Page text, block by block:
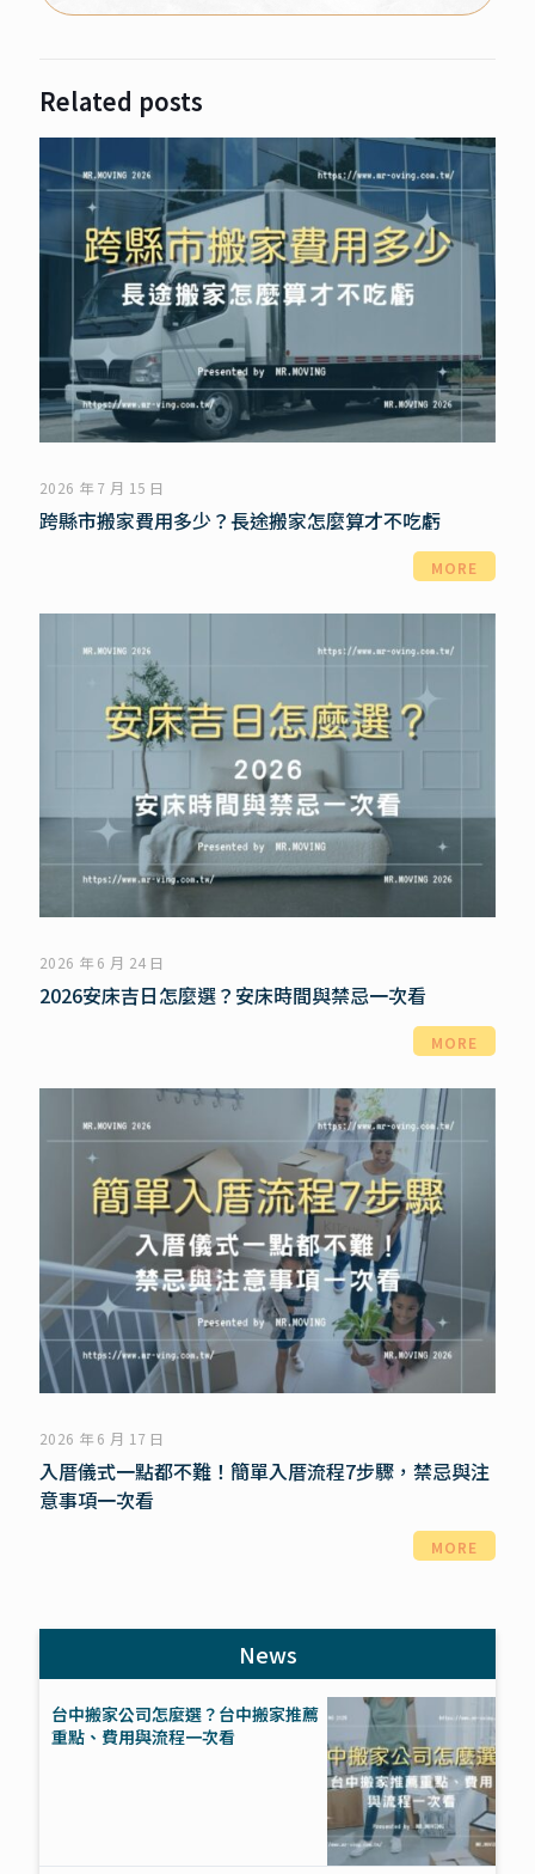
Related posts
2026 年 7 月 15 日
跨縣市搬家費用多少？長途搬家怎麼算才不吃虧
MORE
2026 年 6 月 24 日
2026安床吉日怎麼選？安床時間與禁忌一次看
MORE
2026 年 6 月 17 日
入厝儀式一點都不難！簡單入厝流程7步驟，禁忌與注
意事項一次看
MORE
News
台中搬家公司怎麼選？台中搬家推薦
重點、費用與流程一次看